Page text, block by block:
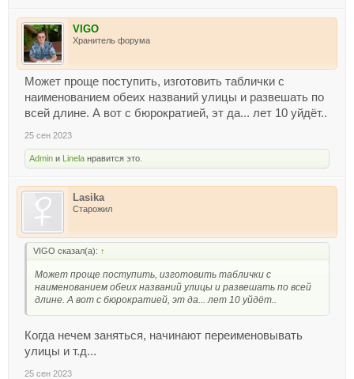
VIGO
Хранитель форума
Может проще поступить, изготовить таблички с
наименованием обеих названий улицы и развешать по
всей длине. А вот с бюрократией, эт да... лет 10 уйдёт..
25 сен 2023
Admin и Linela нравится это.
Lasika
Старожил
VIGO сказал(а): ↑
Может проще поступить, изготовить таблички с
наименованием обеих названий улицы и развешать по всей
длине. А вот с бюрократией, эт да... лет 10 уйдёт..
Когда нечем заняться, начинают переименовывать
улицы и т.д...
25 сен 2023